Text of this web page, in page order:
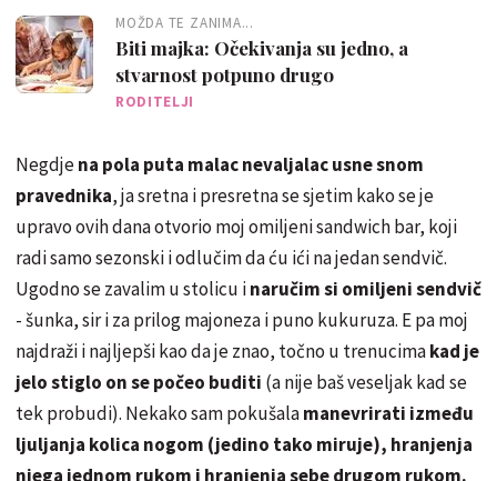
MOŽDA TE ZANIMA...
Biti majka: Očekivanja su jedno, a
stvarnost potpuno drugo
RODITELJI
Negdjena pola puta malac nevaljalac usne snom
pravednika, ja sretna i presretna se sjetim kako se je
upravo ovih dana otvorio moj omiljeni sandwich bar, koji
radi samo sezonski i odlučim da ću ići na jedan sendvič.
Ugodno se zavalim u stolicu inaručim si omiljeni sendvič
- šunka, sir i za prilog majoneza i puno kukuruza. E pa moj
najdraži i najljepši kao da je znao, točno u trenucimakad je
jelo stiglo on se počeo buditi (a nije baš veseljak kad se
tek probudi). Nekako sam pokušalamanevrirati između
ljuljanja kolica nogom (jedino tako miruje), hranjenja
njega jednom rukom i hranjenja sebe drugom rukom.